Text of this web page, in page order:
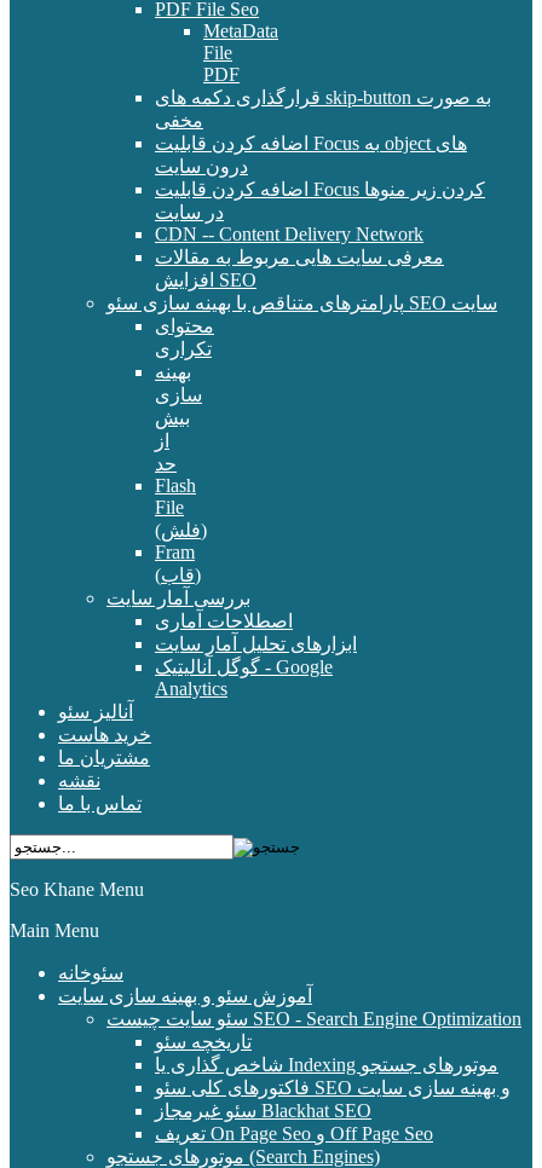
PDF File Seo
MetaData
File
PDF
قرارگذاری دکمه های skip-button به صورت
مخفی
اضافه کردن قابلیت Focus به object های
درون سایت
اضافه کردن قابلیت Focus کردن زیر منوها
در سایت
CDN -- Content Delivery Network
معرفی سایت هایی مربوط به مقالات
افزایش SEO
پارامترهای متناقص با بهینه سازی سئو SEO سایت
محتوای
تکراری
بهینه
سازی
بیش
از
حد
Flash
File
(فلش)
Fram
(قاب)
بررسی آمار سایت
اصطلاحات آماری
ابزارهای تحلیل آمار سایت
گوگل آنالیتیک - Google
Analytics
آنالیز سئو
خرید هاست
مشتریان ما
نقشه
تماس با ما
Seo Khane Menu
Main Menu
سئوخانه
آموزش سئو و بهینه سازی سایت
سئو سایت چیست SEO - Search Engine Optimization
تاریخچه سئو
شاخص گذاری یا Indexing موتورهای جستجو
فاکتورهای کلی سئو SEO و بهینه سازی سایت
سئو غیرمجاز Blackhat SEO
تعریف On Page Seo و Off Page Seo
موتورهای جستجو (Search Engines)